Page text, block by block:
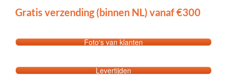
Gratis verzending (binnen NL) vanaf €300
Foto's van klanten
Levertijden